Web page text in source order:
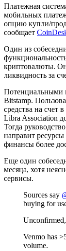
Платежная
мобильных
опцию купли/
сообщает
Один из
криптовалюты. Он
ликвидность за
Потенциальными
Bitstamp.
средства на счет
Libra Association
Тогда
направит ресурсы
финансы более
Еще один
месяца, хотя
сервисы.
Sources say
buying for
Venmo has
volume.